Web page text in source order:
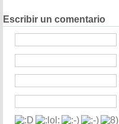
Escribir un comentario